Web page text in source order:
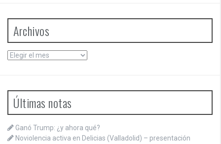
Archivos
Archivos
Últimas notas
Ganó Trump: ¿y ahora qué?
Noviolencia activa en Delicias (Valladolid) – presentación